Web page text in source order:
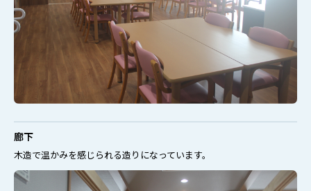
廊下
木造で温かみを感じられる造りになっています。